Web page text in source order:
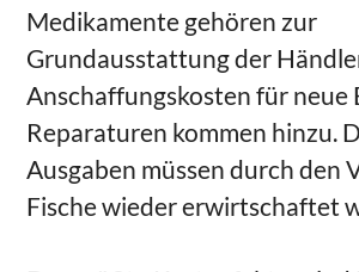
Medikamente gehören zur
Grundausstattung der
Anschaffungskosten für neue
Reparaturen kommen hinzu.
Ausgaben müssen durch den
Fische wieder erwirtschaftet